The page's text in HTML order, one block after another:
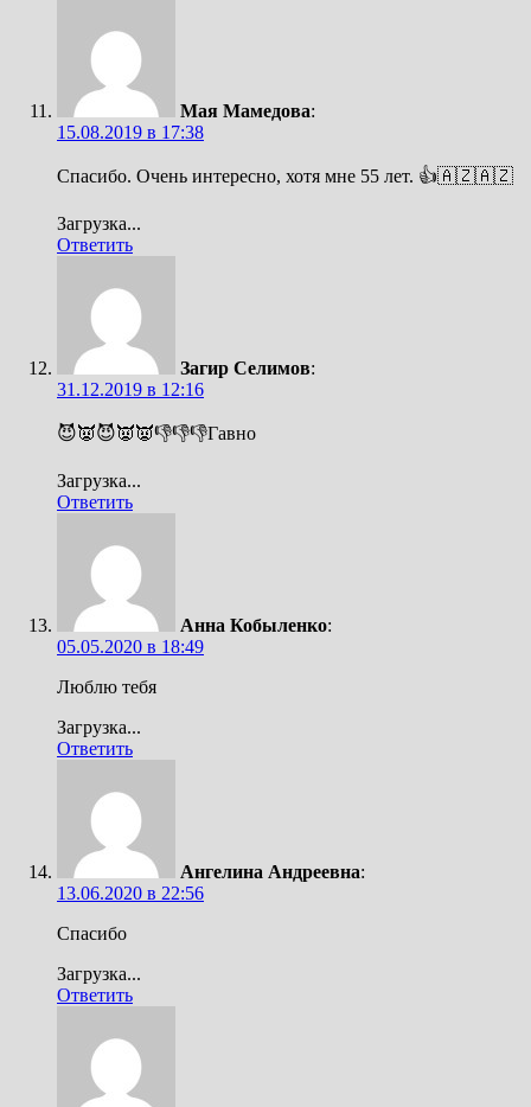
Мая Мамедова:
15.08.2019 в 17:38
Спасибо. Очень интересно, хотя мне 55 лет. 👍🇦🇿🇦🇿
Загрузка...
Ответить
Загир Селимов:
31.12.2019 в 12:16
😈👿😈👿👿👎👎👎Гавно
Загрузка...
Ответить
Анна Кобыленко:
05.05.2020 в 18:49
Люблю тебя
Загрузка...
Ответить
Ангелина Андреевна:
13.06.2020 в 22:56
Спасибо
Загрузка...
Ответить